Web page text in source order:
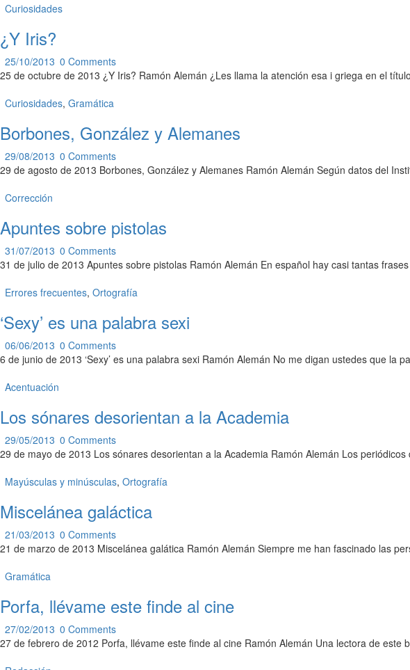
Curiosidades
¿Y Iris?
25/10/2013 0 Comments
25 de octubre de 2013 ¿Y Iris? Ramón Alemán ¿Les llama la atención esa i griega en el
Curiosidades, Gramática
Borbones, González y Alemanes
29/08/2013 0 Comments
29 de agosto de 2013 Borbones, González y Alemanes Ramón Alemán Según datos del
Corrección
Apuntes sobre pistolas
31/07/2013 0 Comments
31 de julio de 2013 Apuntes sobre pistolas Ramón Alemán En español hay casi tantas
Errores frecuentes, Ortografía
‘Sexy’ es una palabra sexi
06/06/2013 0 Comments
6 de junio de 2013 ‘Sexy’ es una palabra sexi Ramón Alemán No me digan ustedes que la
Acentuación
Los sónares desorientan a la Academia
29/05/2013 0 Comments
29 de mayo de 2013 Los sónares desorientan a la Academia Ramón Alemán Los
Mayúsculas y minúsculas, Ortografía
Miscelánea galáctica
21/03/2013 0 Comments
21 de marzo de 2013 Miscelánea galática Ramón Alemán Siempre me han fascinado las
Gramática
Porfa, llévame este finde al cine
27/02/2013 0 Comments
27 de febrero de 2012 Porfa, llévame este finde al cine Ramón Alemán Una lectora de